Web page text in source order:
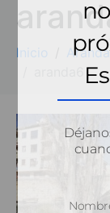
Inicio